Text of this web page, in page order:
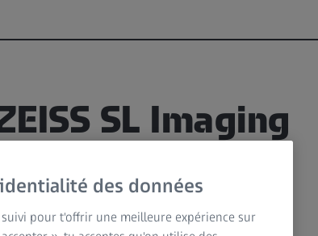
SL Imaging
des données
pour t'offrir une meilleure expérience sur